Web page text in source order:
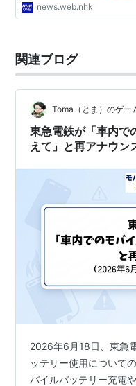
news.web.nhk
関連ブログ
Toma（とま）のゲー
東急電鉄が「車内で
えて」と再アナウン
2026年6月18日、東急
ッテリー使用について
バイルバッテリー充電